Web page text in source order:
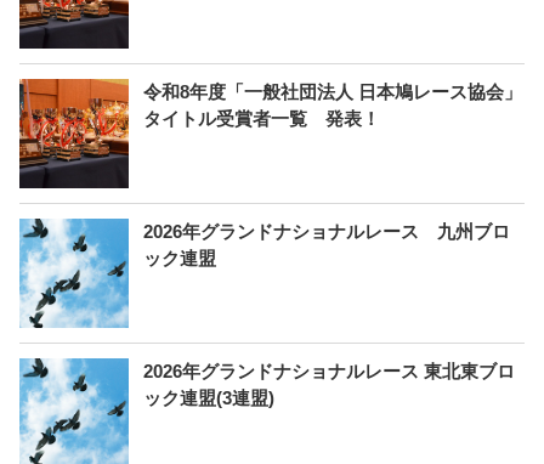
令和8年度「一般社団法人 日本鳩レース協会」
タイトル受賞者一覧 発表！
2026年グランドナショナルレース 九州ブロ
ック連盟
2026年グランドナショナルレース 東北東ブロ
ック連盟(3連盟)